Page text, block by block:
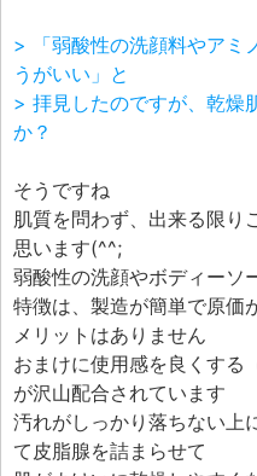
> 「弱酸性の洗顔料やアミ
うがいい」と
> 拝見したのですが、乾燥
か？
そうですね
肌質を問わず、出来る限り
思います(^^;
弱酸性の洗顔やボディーソ
特徴は、製造が簡単で原価
メリットはありません
おまけに使用感を良くする
が沢山配合されています
汚れがしっかり落ちない上
て皮脂腺を詰まらせて